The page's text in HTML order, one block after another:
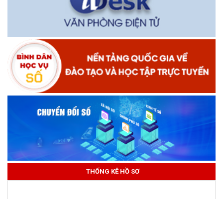
THỐNG KÊ HỒ SƠ